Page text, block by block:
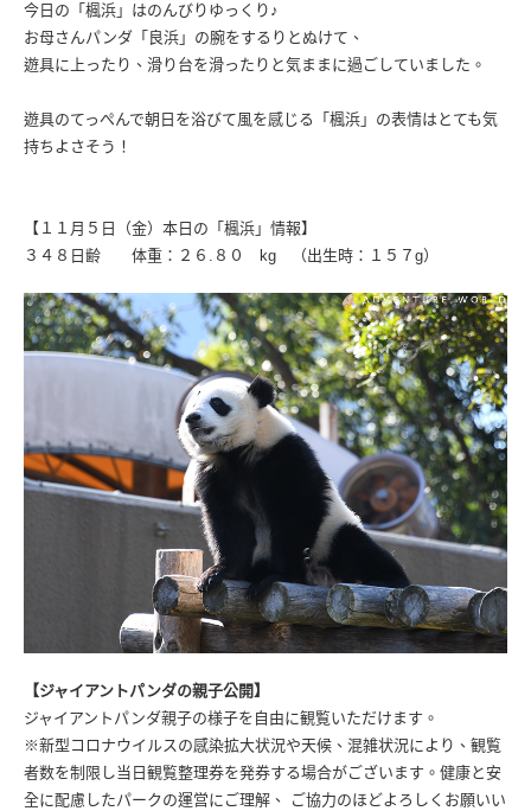
今日の「楓浜」はのんびりゆっくり♪
お母さんパンダ「良浜」の腕をするりとぬけて、
遊具に上ったり、滑り台を滑ったりと気ままに過ごしていました。
遊具のてっぺんで朝日を浴びて風を感じる「楓浜」の表情はとても気
持ちよさそう！
【１１月５日（金）本日の「楓浜」情報】
３４８日齢 体重：２６.８０ kg （出生時：１５７g）
【ジャイアントパンダの親子公開】
ジャイアントパンダ親子の様子を自由に観覧いただけます。
※新型コロナウイルスの感染拡大状況や天候、混雑状況により、観覧
者数を制限し当日観覧整理券を発券する場合がございます。健康と安
全に配慮したパークの運営にご理解、 ご協力のほどよろしくお願いい